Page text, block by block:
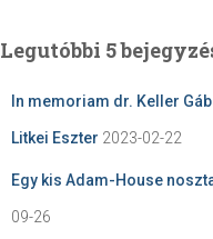
Legutóbbi 5
In memoriam dr. Keller
Litkei Eszter 2023-02-22
Egy kis Adam-House
09-26